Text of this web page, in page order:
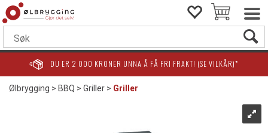
DU ER 2 000 KRONER UNNA Å FÅ FRI FRAKT! (SE VILKÅR)*
Ølbrygging>BBQ>Griller>Griller